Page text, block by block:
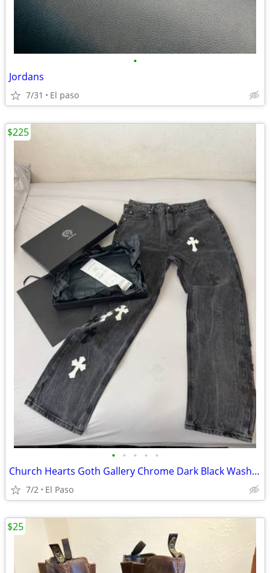
•
Jordans
7/31 El paso
• • • • •
Church Hearts Goth Gallery Chrome Dark Black Wash Dept Denim Jeans
7/2 El Paso
$225
$25